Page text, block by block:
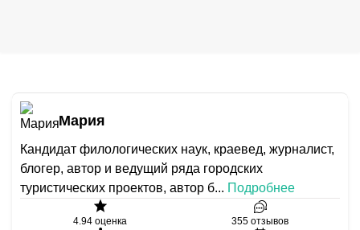
Мария
Кандидат филологических наук, краевед, журналист,
блогер, автор и ведущий ряда городских
туристических проектов, автор б... Подробнее
4.94 оценка 355 отзывов